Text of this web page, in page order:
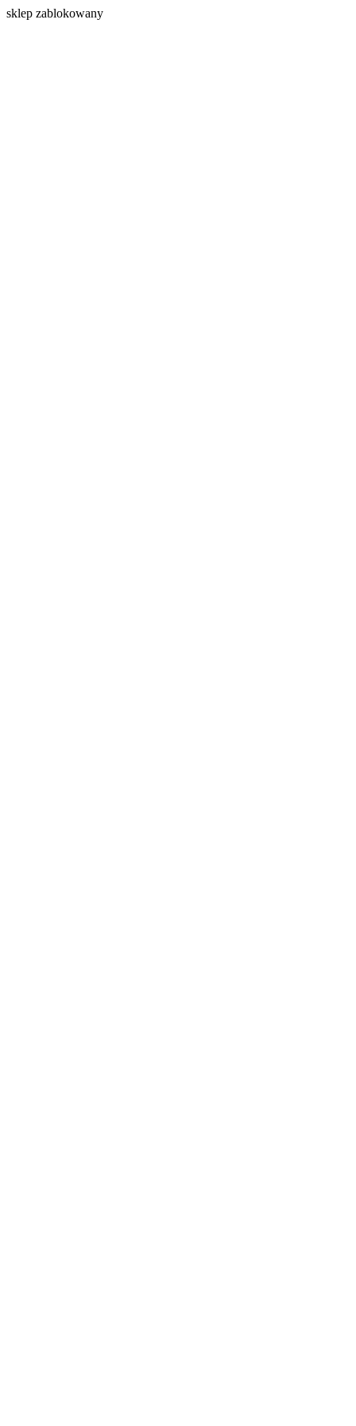
sklep zablokowany